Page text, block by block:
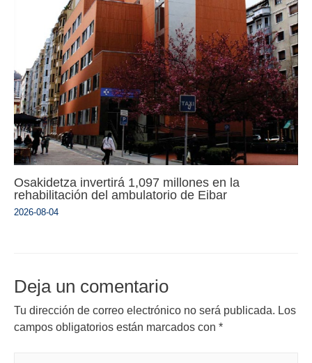
Osakidetza invertirá 1,097 millones en la
rehabilitación del ambulatorio de Eibar
2026-08-04
Deja un comentario
Tu dirección de correo electrónico no será publicada. Los
campos obligatorios están marcados con *